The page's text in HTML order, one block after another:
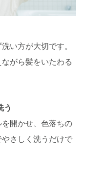
い方が大切です。
がら髪をいたわる
う
開かせ、色落ちの
さしく洗うだけで